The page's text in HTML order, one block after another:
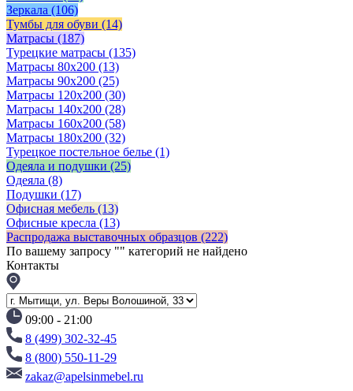
Зеркала (106)
Тумбы для обуви (14)
Матрасы (187)
Турецкие матрасы (135)
Матрасы 80x200 (13)
Матрасы 90х200 (25)
Матрасы 120х200 (30)
Матрасы 140х200 (28)
Матрасы 160х200 (58)
Матрасы 180х200 (32)
Турецкое постельное белье (1)
Одеяла и подушки (25)
Одеяла (8)
Подушки (17)
Офисная мебель (13)
Офисные кресла (13)
Распродажа выставочных образцов (222)
По вашему запросу "" категорий не найдено
Контакты
09:00 - 21:00
8 (499) 302-32-45
8 (800) 550-11-29
zakaz@apelsinmebel.ru